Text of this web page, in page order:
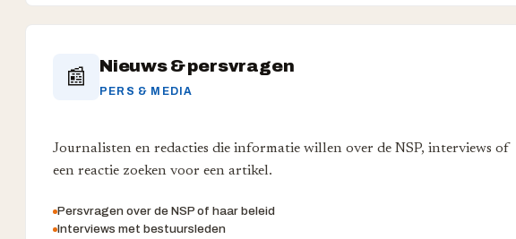
📰 Nieuws & persvragen
PERS & MEDIA
Journalisten en redacties die informatie willen over de NSP, interviews of
een reactie zoeken voor een artikel.
Persvragen over de NSP of haar beleid
Interviews met bestuursleden